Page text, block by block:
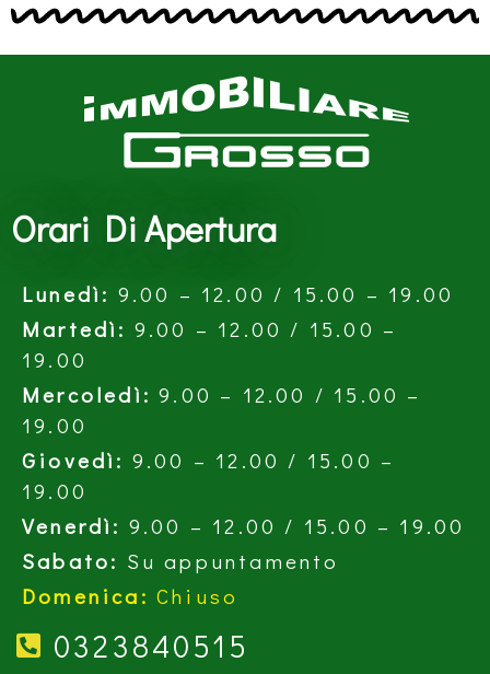
Orari Di Apertura
Lunedì: 9.00 – 12.00 / 15.00 – 19.00
Martedì: 9.00 – 12.00 / 15.00 –
19.00
Mercoledì:9.00 – 12.00 / 15.00 –
19.00
Giovedì: 9.00 – 12.00 / 15.00 –
19.00
Venerdì: 9.00 – 12.00 / 15.00 – 19.00
Sabato: Su appuntamento
Domenica: Chiuso
0323840515